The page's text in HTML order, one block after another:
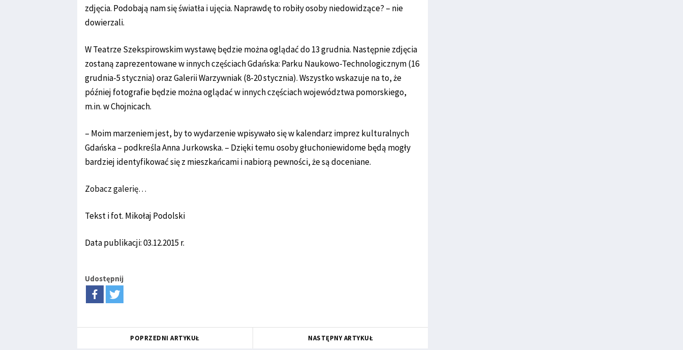
zdjęcia. Podobają nam się światła i ujęcia. Naprawdę to robiły osoby niedowidzące? – nie
dowierzali.
W Teatrze Szekspirowskim wystawę będzie można oglądać do 13 grudnia. Następnie zdjęcia
zostaną zaprezentowane w innych częściach Gdańska: Parku Naukowo-Technologicznym (16
grudnia-5 stycznia) oraz Galerii Warzywniak (8-20 stycznia). Wszystko wskazuje na to, że
później fotografie będzie można oglądać w innych częściach województwa pomorskiego,
m.in. w Chojnicach.
– Moim marzeniem jest, by to wydarzenie wpisywało się w kalendarz imprez kulturalnych
Gdańska – podkreśla Anna Jurkowska. – Dzięki temu osoby głuchoniewidome będą mogły
bardziej identyfikować się z mieszkańcami i nabiorą pewności, że są doceniane.
Zobacz galerię…
Tekst i fot. Mikołaj Podolski
Data publikacji: 03.12.2015 r.
Udostępnij
POPRZEDNI ARTYKUŁ NASTĘPNY ARTYKUŁ